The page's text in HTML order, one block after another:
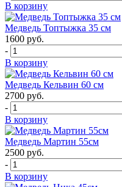
В корзину
Медведь Топтыжка 35 см
1600 руб.
-
В корзину
Медведь Кельвин 60 см
2700 руб.
-
В корзину
Медведь Мартин 55см
2500 руб.
-
В корзину